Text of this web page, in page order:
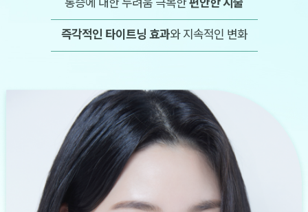
즉각적인 타이트닝 효과와 지속적인 변화